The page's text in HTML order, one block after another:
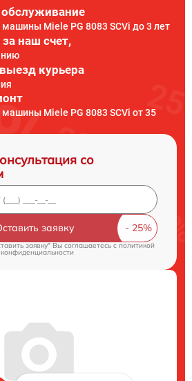
обслуживание
Miele PG 8083 SCVi до 3 лет
наш счет,
курьера
Miele PG 8083 SCVi от 35
со
заявку
заявку" Вы соглашаетесь cполитикой
конфиденциальности